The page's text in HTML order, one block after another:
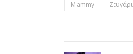
Miammy Ζευγάρι